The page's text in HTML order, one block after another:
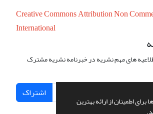
اطمینان از ارائه بهترین
Creative Commons Attribution Non
International
های مهم نشریه در خبرنامه نشریه مشترک
اشتراک